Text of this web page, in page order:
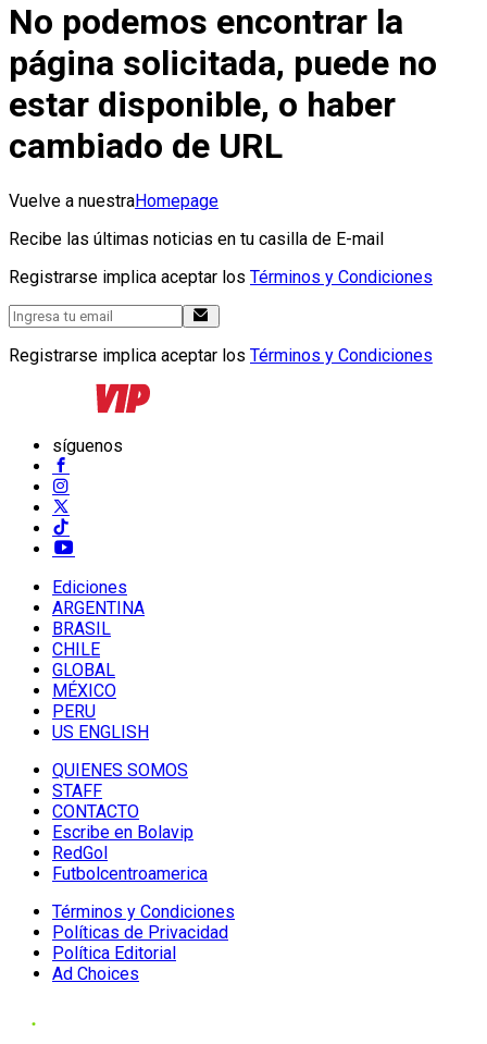
No podemos encontrar la
página solicitada, puede no
estar disponible, o haber
cambiado de URL
Vuelve a nuestraHomepage
Recibe las últimas noticias en tu casilla de E-mail
Registrarse implica aceptar los Términos y Condiciones
Registrarse implica aceptar los Términos y Condiciones
síguenos
Ediciones
ARGENTINA
BRASIL
CHILE
GLOBAL
MÉXICO
PERU
US ENGLISH
QUIENES SOMOS
STAFF
CONTACTO
Escribe en Bolavip
RedGol
Futbolcentroamerica
Términos y Condiciones
Políticas de Privacidad
Política Editorial
Ad Choices